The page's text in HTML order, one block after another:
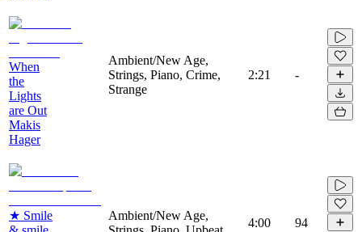
When
the
Lights
are Out
Makis
Hager
Ambient/New Age,
Strings, Piano, Crime,
Strange
2:21 -
★ Smile
Ambient/New Age,
4:00 94